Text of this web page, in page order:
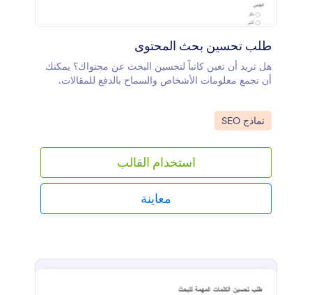
طلب تحسين بحث المحتوى
هل تريد أن تعين كاتباً لتحسين البحث عن محتواك؟ يمكنك
أن تجمع معلومات الأشخاص والسماح بالدفع للمقالات.
Go to Category:
نماذج SEO
استخدام القالب
معاينة